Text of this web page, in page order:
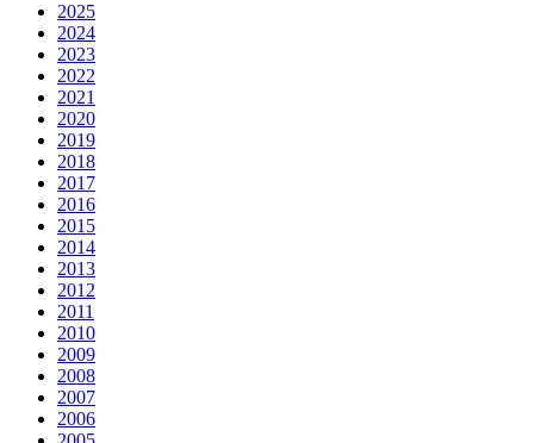
2025
2024
2023
2022
2021
2020
2019
2018
2017
2016
2015
2014
2013
2012
2011
2010
2009
2008
2007
2006